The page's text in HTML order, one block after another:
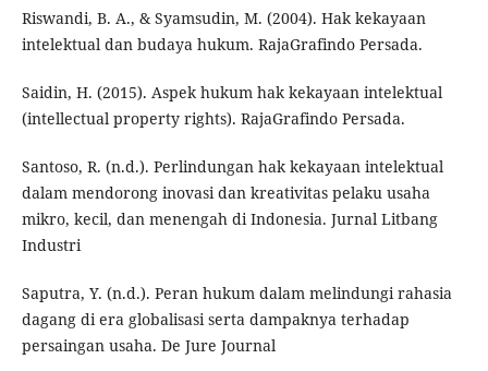
Riswandi, B. A., & Syamsudin, M. (2004). Hak kekayaan
intelektual dan budaya hukum. RajaGrafindo Persada.
Saidin, H. (2015). Aspek hukum hak kekayaan intelektual
(intellectual property rights). RajaGrafindo Persada.
Santoso, R. (n.d.). Perlindungan hak kekayaan intelektual
dalam mendorong inovasi dan kreativitas pelaku usaha
mikro, kecil, dan menengah di Indonesia. Jurnal Litbang
Industri
Saputra, Y. (n.d.). Peran hukum dalam melindungi rahasia
dagang di era globalisasi serta dampaknya terhadap
persaingan usaha. De Jure Journal